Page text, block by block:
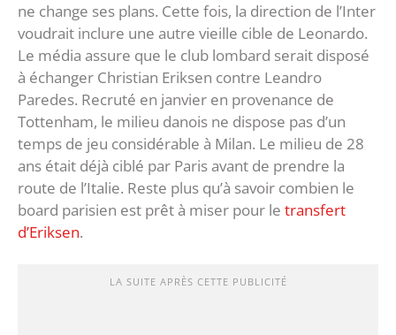
ne change ses plans. Cette fois, la direction de l’Inter
voudrait inclure une autre vieille cible de Leonardo.
Le média assure que le club lombard serait disposé
à échanger Christian Eriksen contre Leandro
Paredes. Recruté en janvier en provenance de
Tottenham, le milieu danois ne dispose pas d’un
temps de jeu considérable à Milan. Le milieu de 28
ans était déjà ciblé par Paris avant de prendre la
route de l’Italie. Reste plus qu’à savoir combien le
board parisien est prêt à miser pour le transfert
d’Eriksen.
LA SUITE APRÈS CETTE PUBLICITÉ